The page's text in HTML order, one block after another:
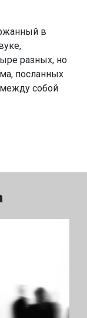
в
разных, но
посланных
собой